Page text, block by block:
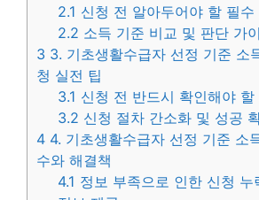
2.1 신청 전 알아두어야 할 필수
2.2 소득 기준 비교 및 판단 가
3 3. 기초생활수급자 선정 기준 소
청 실전 팁
3.1 신청 전 반드시 확인해야 할
3.2 신청 절차 간소화 및 성공
4 4. 기초생활수급자 선정 기준 소
수와 해결책
4.1 정보 부족으로 인한 신청 누